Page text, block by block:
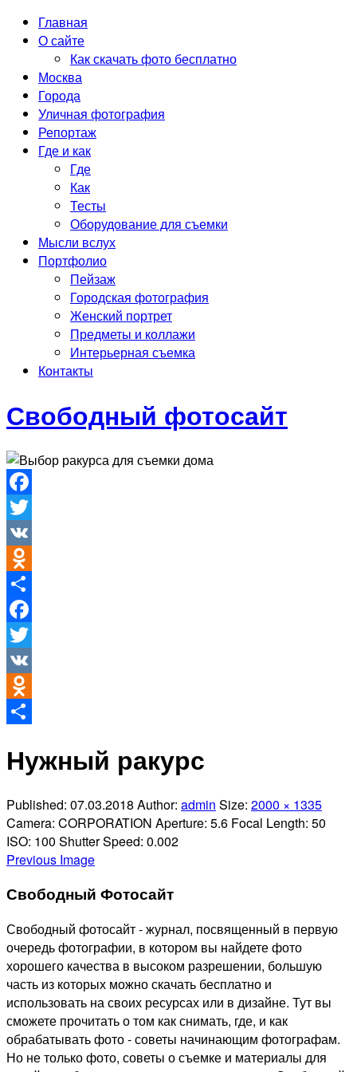
Главная
О сайте
Как скачать фото бесплатно
Москва
Города
Уличная фотография
Репортаж
Где и как
Где
Как
Тесты
Оборудование для съемки
Мысли вслух
Портфолио
Пейзаж
Городская фотография
Женский портрет
Предметы и коллажи
Интерьерная съемка
Контакты
Свободный фотосайт
Facebook
Twitter
VK
Odnoklassniki
Отправить
Facebook
Twitter
VK
Odnoklassniki
Нужный ракурс
Published: 07.03.2018 Author: admin Size: 2000 × 1335
Camera: CORPORATION Aperture: 5.6 Focal Length: 50
ISO: 100 Shutter Speed: 0.002
Previous Image
Свободный Фотосайт
Свободный фотосайт - журнал, посвященный в первую
очередь фотографии, в котором вы найдете фото
хорошего качества в высоком разрешении, большую
часть из которых можно скачать бесплатно и
использовать на своих ресурсах или в дизайне. Тут вы
сможете прочитать о том как снимать, где, и как
обрабатывать фото - советы начинающим фотографам.
Но не только фото, советы о съемке и материалы для